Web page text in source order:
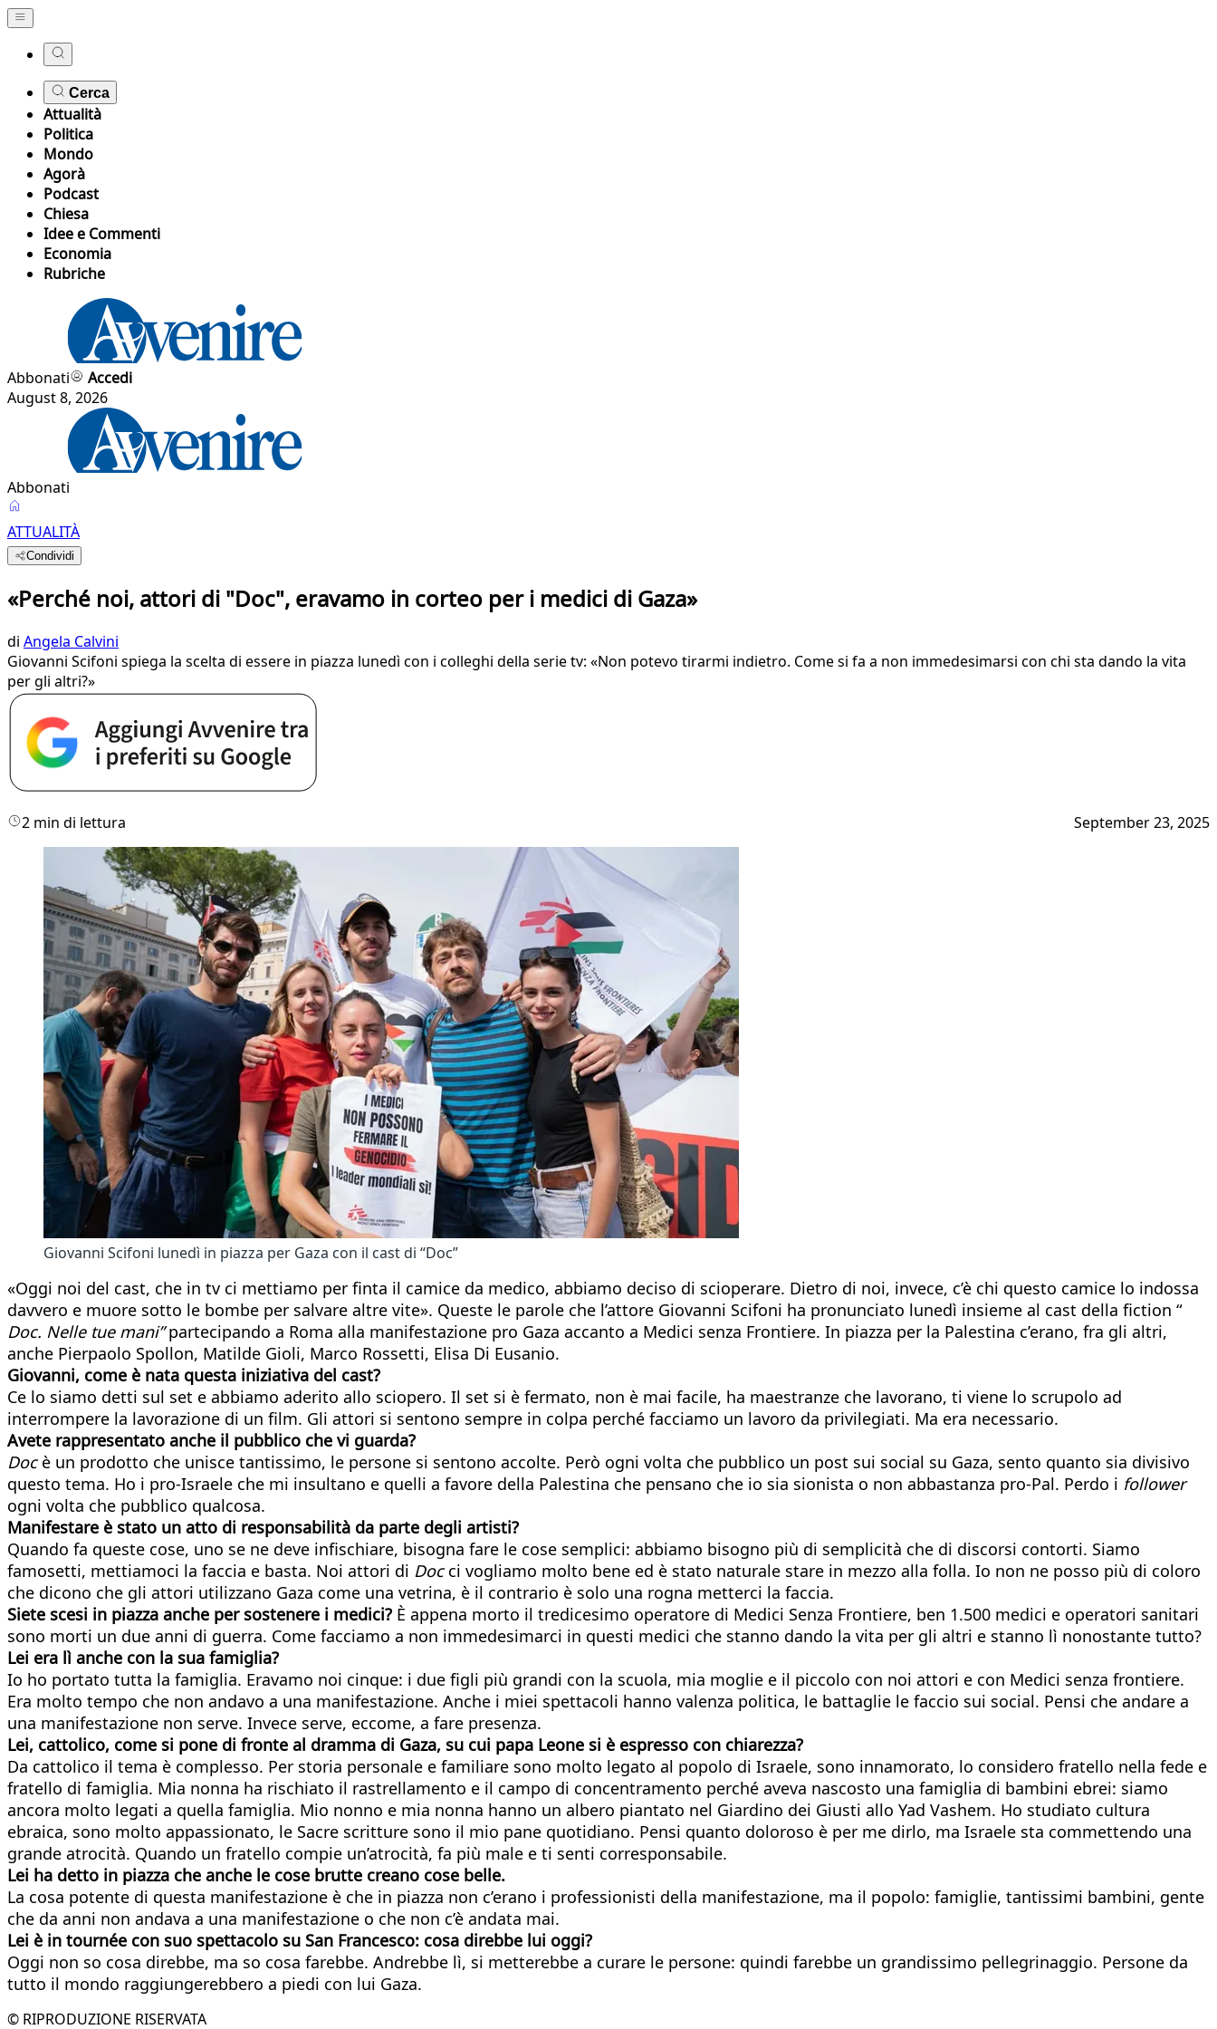
Cerca
Attualità
Politica
Mondo
Agorà
Podcast
Chiesa
Idee e Commenti
Economia
Rubriche
Abbonati
Accedi
August 8, 2026
Abbonati
ATTUALITÀ
Condividi
«Perché noi, attori di "Doc", eravamo in corteo per i medici di Gaza»
di Angela Calvini
Giovanni Scifoni spiega la scelta di essere in piazza lunedì con i colleghi della serie tv: «Non potevo tirarmi indietro. Come si fa a non immedesimarsi con chi sta dando la vita
per gli altri?»
2 min di lettura September 23, 2025
Giovanni Scifoni lunedì in piazza per Gaza con il cast di “Doc”
«Oggi noi del cast, che in tv ci mettiamo per finta il camice da medico, abbiamo deciso di scioperare. Dietro di noi, invece, c’è chi questo camice lo indossa
davvero e muore sotto le bombe per salvare altre vite». Queste le parole che l’attore Giovanni Scifoni ha pronunciato lunedì insieme al cast della fiction “
Doc. Nelle tue mani”partecipando a Roma alla manifestazione pro Gaza accanto a Medici senza Frontiere. In piazza per la Palestina c’erano, fra gli altri,
anche Pierpaolo Spollon, Matilde Gioli, Marco Rossetti, Elisa Di Eusanio.
Giovanni, come è nata questa iniziativa del cast?
Ce lo siamo detti sul set e abbiamo aderito allo sciopero. Il set si è fermato, non è mai facile, ha maestranze che lavorano, ti viene lo scrupolo ad
interrompere la lavorazione di un film. Gli attori si sentono sempre in colpa perché facciamo un lavoro da privilegiati. Ma era necessario.
Avete rappresentato anche il pubblico che vi guarda?
Docè un prodotto che unisce tantissimo, le persone si sentono accolte. Però ogni volta che pubblico un post sui social su Gaza, sento quanto sia divisivo
questo tema. Ho i pro-Israele che mi insultano e quelli a favore della Palestina che pensano che io sia sionista o non abbastanza pro-Pal. Perdo i follower
ogni volta che pubblico qualcosa.
Manifestare è stato un atto di responsabilità da parte degli artisti?
Quando fa queste cose, uno se ne deve infischiare, bisogna fare le cose semplici: abbiamo bisogno più di semplicità che di discorsi contorti. Siamo
famosetti, mettiamoci la faccia e basta. Noi attori di Docci vogliamo molto bene ed è stato naturale stare in mezzo alla folla. Io non ne posso più di coloro
che dicono che gli attori utilizzano Gaza come una vetrina, è il contrario è solo una rogna metterci la faccia.
Siete scesi in piazza anche per sostenere i medici? È appena morto il tredicesimo operatore di Medici Senza Frontiere, ben 1.500 medici e operatori sanitari
sono morti un due anni di guerra. Come facciamo a non immedesimarci in questi medici che stanno dando la vita per gli altri e stanno lì nonostante tutto?
Lei era lì anche con la sua famiglia?
Io ho portato tutta la famiglia. Eravamo noi cinque: i due figli più grandi con la scuola, mia moglie e il piccolo con noi attori e con Medici senza frontiere.
Era molto tempo che non andavo a una manifestazione. Anche i miei spettacoli hanno valenza politica, le battaglie le faccio sui social. Pensi che andare a
una manifestazione non serve. Invece serve, eccome, a fare presenza.
Lei, cattolico, come si pone di fronte al dramma di Gaza, su cui papa Leone si è espresso con chiarezza?
Da cattolico il tema è complesso. Per storia personale e familiare sono molto legato al popolo di Israele, sono innamorato, lo considero fratello nella fede e
fratello di famiglia. Mia nonna ha rischiato il rastrellamento e il campo di concentramento perché aveva nascosto una famiglia di bambini ebrei: siamo
ancora molto legati a quella famiglia. Mio nonno e mia nonna hanno un albero piantato nel Giardino dei Giusti allo Yad Vashem. Ho studiato cultura
ebraica, sono molto appassionato, le Sacre scritture sono il mio pane quotidiano. Pensi quanto doloroso è per me dirlo, ma Israele sta commettendo una
grande atrocità. Quando un fratello compie un’atrocità, fa più male e ti senti corresponsabile.
Lei ha detto in piazza che anche le cose brutte creano cose belle.
La cosa potente di questa manifestazione è che in piazza non c’erano i professionisti della manifestazione, ma il popolo: famiglie, tantissimi bambini, gente
che da anni non andava a una manifestazione o che non c’è andata mai.
Lei è in tournée con suo spettacolo su San Francesco: cosa direbbe lui oggi?
Oggi non so cosa direbbe, ma so cosa farebbe. Andrebbe lì, si metterebbe a curare le persone: quindi farebbe un grandissimo pellegrinaggio. Persone da
tutto il mondo raggiungerebbero a piedi con lui Gaza.
© RIPRODUZIONE RISERVATA